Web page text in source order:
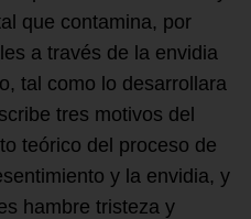
que contamina, por
a través de la envidia
tal como lo desarrollara
tres motivos del
teórico del proceso de
y la envidia, y
hambre tristeza y